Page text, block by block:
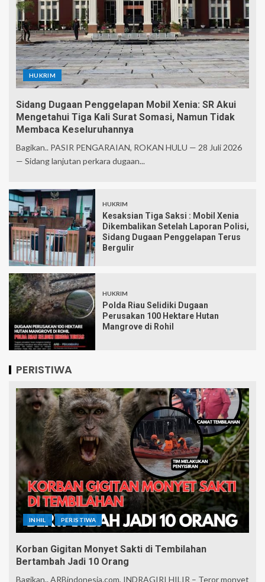
HUKRIM
Sidang Dugaan Penggelapan Mobil Xenia: SR Akui
Mengetahui Tiga Kali Surat Somasi, Namun Tidak
Membaca Keseluruhannya
Bagikan.. PASIR PENGARAIAN, ROKAN HULU — 28 Juli 2026
— Sidang lanjutan perkara dugaan...
HUKRIM
Kesaksian Tiga Saksi : Mobil Xenia
Dikembalikan Setelah Laporan Polisi,
Sidang Dugaan Penggelapan Terus
Bergulir
HUKRIM
Polda Riau Selidiki Dugaan
Perusakan 100 Hektare Hutan
Mangrove di Rohil
PERISTIWA
INHIL PERISTIWA
Korban Gigitan Monyet Sakti di Tembilahan
Bertambah Jadi 10 Orang
Bagikan.. ARBindonesia.com, INDRAGIRI HILIR – Teror monyet